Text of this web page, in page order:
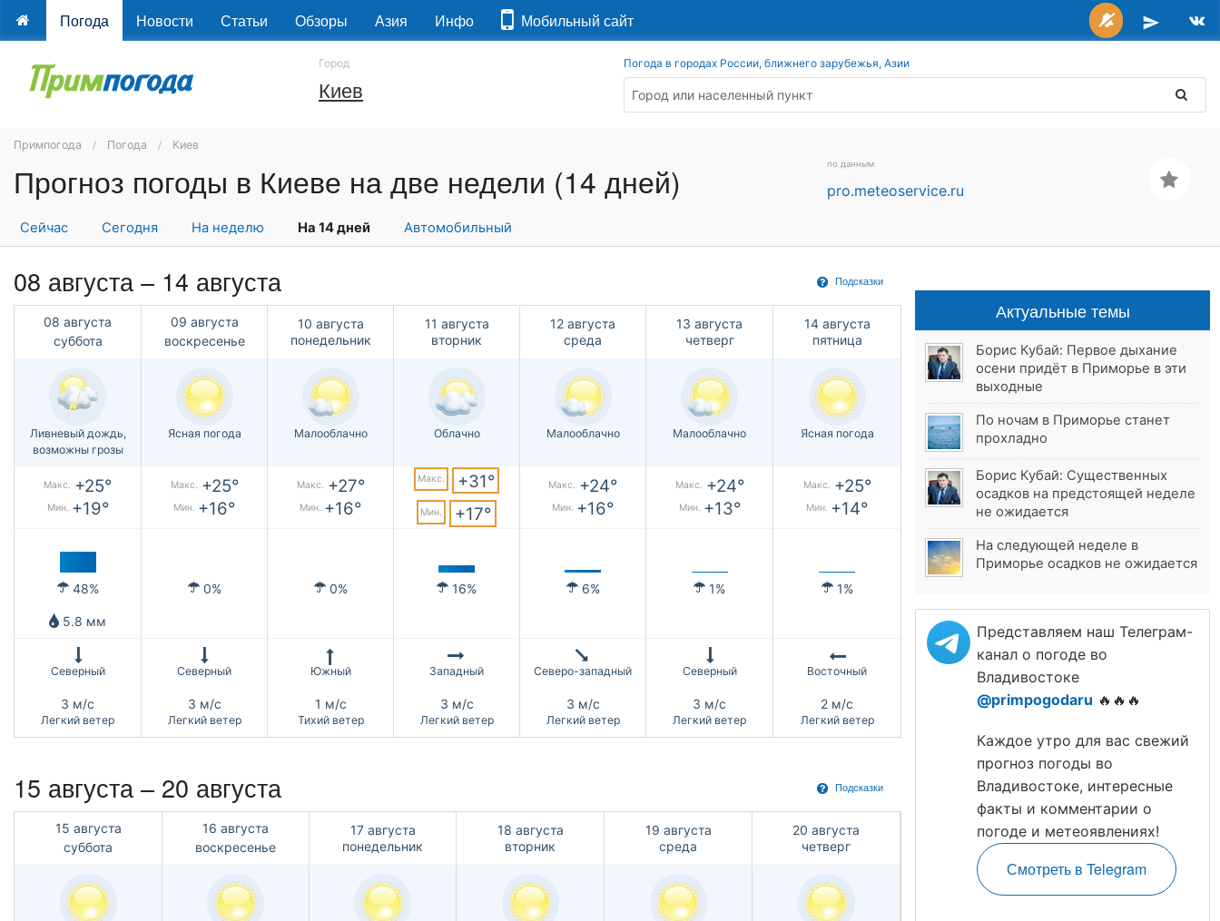
Погода Новости Статьи Обзоры Азия Инфо Мобильный сайт
Город
Киев
Погода в городах России, ближнего зарубежья, Азии
Примпогода Погода Киев
Прогноз погоды в Киеве на две недели (14 дней) по данным
pro.meteoservice.ru
Сейчас Сегодня На неделю На 14 дней Автомобильный
Подсказки
08 августа – 14 августа
08 августа
суббота
09 августа
воскресенье
10 августа
понедельник
11 августа
вторник
12 августа
среда
13 августа
четверг
14 августа
пятница
Ливневый дождь,
возможны грозы
Ясная погода Малооблачно Облачно Малооблачно Малооблачно Ясная погода
Макс. +25°
Мин. +19°
Макс. +25°
Мин. +16°
Макс. +27°
Мин. +16°
Макс. +31°
Мин. +17°
Макс. +24°
Мин. +16°
Макс. +24°
Мин. +13°
Макс. +25°
Мин. +14°
48% 0% 0% 16% 6% 1% 1%
5.8 мм
Северный Северный Южный Западный Северо-западный Северный Восточный
3 м/с
Легкий ветер
3 м/с
Легкий ветер
1 м/с
Тихий ветер
3 м/с
Легкий ветер
3 м/с
Легкий ветер
3 м/с
Легкий ветер
2 м/с
Легкий ветер
Подсказки
15 августа – 20 августа
15 августа
суббота
16 августа
воскресенье
17 августа
понедельник
18 августа
вторник
19 августа
среда
20 августа
четверг
Актуальные темы
Борис Кубай: Первое дыхание
осени придёт в Приморье в эти
выходные
По ночам в Приморье станет
прохладно
Борис Кубай: Существенных
осадков на предстоящей неделе
не ожидается
На следующей неделе в
Приморье осадков не ожидается
Представляем наш Телеграм-
канал о погоде во
Владивостоке
@primpogodaru 🔥🔥🔥
Каждое утро для вас свежий
прогноз погоды во
Владивостоке, интересные
факты и комментарии о
погоде и метеоявлениях!
Смотреть в Telegram